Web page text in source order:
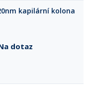
kapilární kolona
dotaz